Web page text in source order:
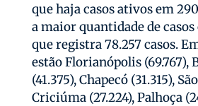
que haja casos ativos em
a maior quantidade de
que registra 78.257 casos.
estão Florianópolis (69.767),
(41.375), Chapecó (31.315),
Criciúma (27.224), Palhoça